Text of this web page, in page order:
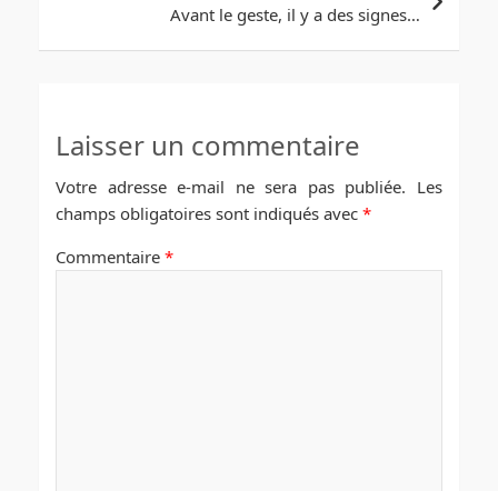
Avant le geste, il y a des signes…
Laisser un commentaire
Votre adresse e-mail ne sera pas publiée. Les
champs obligatoires sont indiqués avec *
Commentaire *